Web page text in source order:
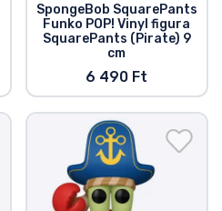
SpongeBob SquarePants
Funko POP! Vinyl figura
SquarePants (Pirate) 9
cm
6 490 Ft